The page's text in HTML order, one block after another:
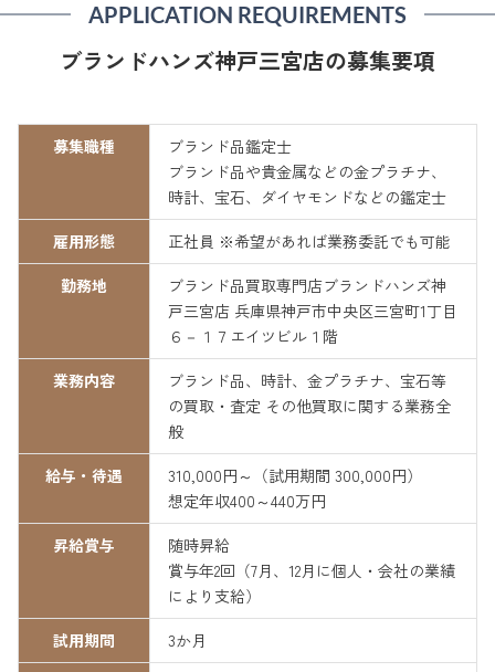
APPLICATION REQUIREMENTS
ブランドハンズ神戸三宮店の募集要項
募集職種
ブランド品鑑定士
ブランド品や貴金属などの金プラチナ、
時計、宝石、ダイヤモンドなどの鑑定士
雇用形態
正社員 ※希望があれば業務委託でも可能
勤務地
ブランド品買取専門店ブランドハンズ神
戸三宮店 兵庫県神戸市中央区三宮町1丁目
６－１７エイツビル１階
業務内容
ブランド品、時計、金プラチナ、宝石等
の買取・査定 その他買取に関する業務全
般
給与・待遇
310,000円～（試用期間 300,000円）
想定年収400～440万円
昇給賞与
随時昇給
賞与年2回（7月、12月に個人・会社の業績
により支給）
試用期間
3か月